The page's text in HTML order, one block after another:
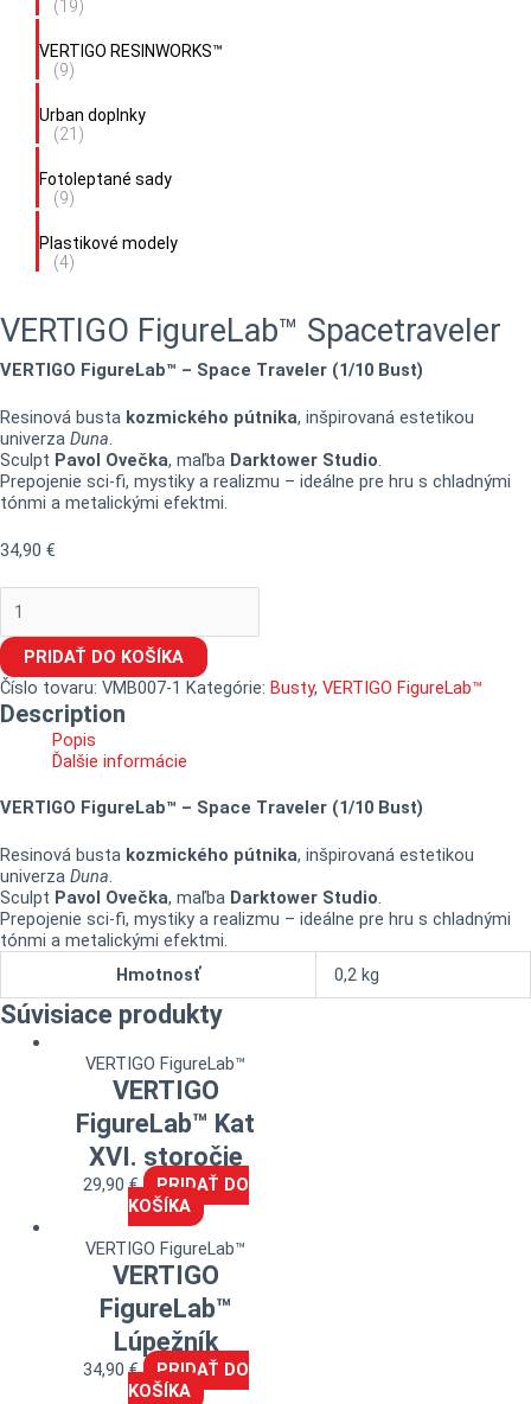
(19)
VERTIGO RESINWORKS™
(9)
Urban doplnky
(21)
Fotoleptané sady
(9)
Plastikové modely
(4)
VERTIGO FigureLab™ Spacetraveler
VERTIGO FigureLab™ – Space Traveler (1/10 Bust)
Resinová busta kozmického pútnika, inšpirovaná estetikou
univerza Duna.
Sculpt Pavol Ovečka, maľba Darktower Studio.
Prepojenie sci-fi, mystiky a realizmu – ideálne pre hru s chladnými
tónmi a metalickými efektmi.
34,90 €
PRIDAŤ DO KOŠÍKA
Číslo tovaru: VMB007-1 Kategórie: Busty, VERTIGO FigureLab™
Description
Popis
Ďalšie informácie
VERTIGO FigureLab™ – Space Traveler (1/10 Bust)
Resinová busta kozmického pútnika, inšpirovaná estetikou
univerza Duna.
Sculpt Pavol Ovečka, maľba Darktower Studio.
Prepojenie sci-fi, mystiky a realizmu – ideálne pre hru s chladnými
tónmi a metalickými efektmi.
Hmotnosť
0,2 kg
Súvisiace produkty
VERTIGO FigureLab™
VERTIGO
FigureLab™ Kat
XVI. storočie
29,90€
PRIDAŤ DO
KOŠÍKA
VERTIGO FigureLab™
VERTIGO
FigureLab™
Lúpežník
34,90€
PRIDAŤ DO
KOŠÍKA